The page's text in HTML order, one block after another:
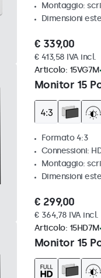
Montaggio:
Dimensioni
€ 339,00
€ 413,58 IVA incl.
Monitor 15
Articolo: 15VG7M
Formato 4:3
Connessioni:
Montaggio:
Dimensioni
€ 299,00
€ 364,78 IVA incl.
Monitor 15
Articolo: 15HD7M